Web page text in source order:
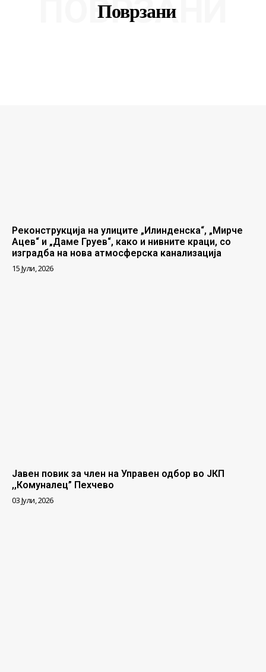
Поврзани
ПОВРЗАНИ
Реконструкција на улиците „Илинденска“, „Мирче
Ацев“ и „Даме Груев“, како и нивните краци, со
изградба на нова атмосферска канализација
15 Јули, 2026
Јавен повик за член на Управен одбор во ЈКП
,,Комуналец” Пехчево
03 Јули, 2026